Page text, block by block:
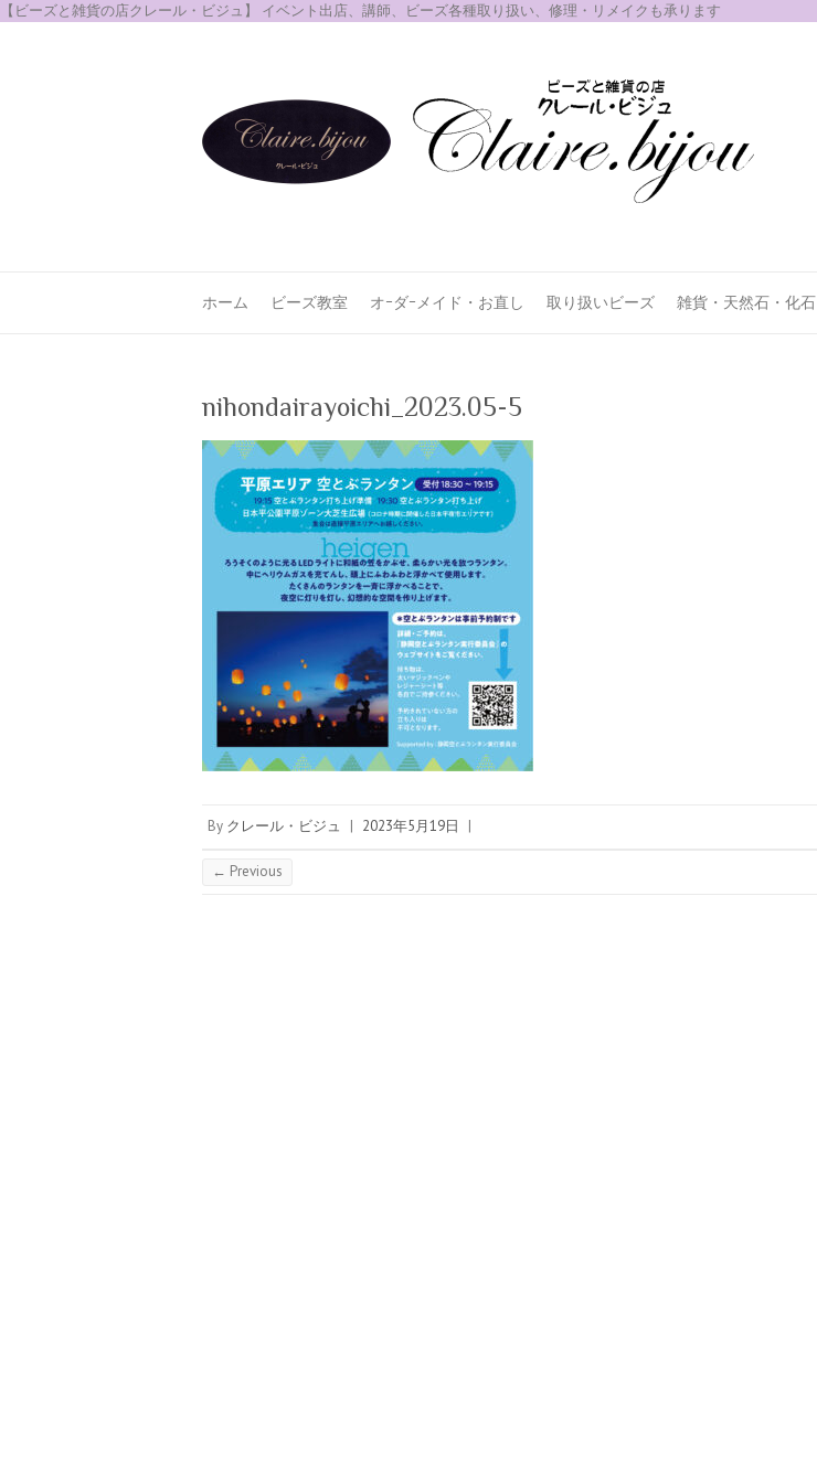
【ビーズと雑貨の店クレール・ビジュ】 イベント出店、講師、ビーズ各種取り扱い、修理・リメイクも承ります
ホーム ビーズ教室 オｰダｰメイド・お直し 取り扱いビーズ 雑貨・天然石・化石
nihondairayoichi_2023.05-5
By クレール・ビジュ | 2023年5月19日 |
← Previous